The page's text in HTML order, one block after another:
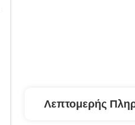
Λεπτομερής